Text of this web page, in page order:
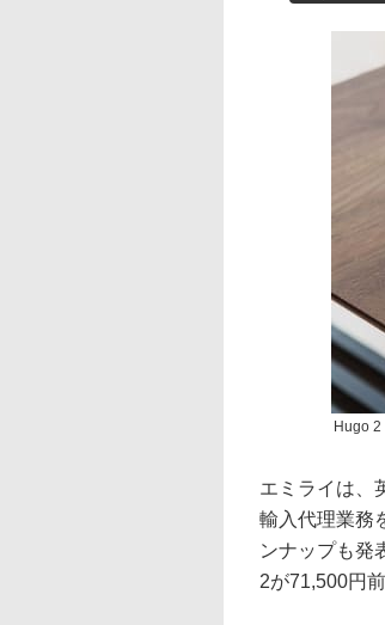
Hugo 2
エミライは、
輸入代理業務
ンナップも発
2が71,500円